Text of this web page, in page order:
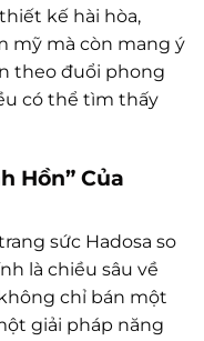
kế hài hòa,
mỹ mà còn mang ý
theo đuổi phong
có thể tìm thấy
Hồn” Của
sức Hadosa so
là chiều sâu về
chỉ bán một
giải pháp năng